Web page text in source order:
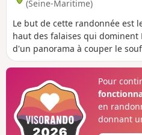
dans ce paysage de falaise.
(Seine-Maritime)
Le but de cette randonnée est
haut des falaises qui dominent
d'un panorama à couper le
après un parcours
parcouru par une très courte
décrite en tant que variante.
éboulements l'accès au
posté le 08/05/2023).
Pour
en
donnant